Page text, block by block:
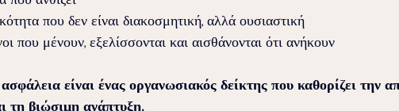
που δεν είναι διακοσμητική, αλλά ουσιαστική
που μένουν, εξελίσσονται και αισθάνονται ότι ανήκουν
είναι ένας οργανωσιακός δείκτης που καθορίζει την
τη βιώσιμη ανάπτυξη.